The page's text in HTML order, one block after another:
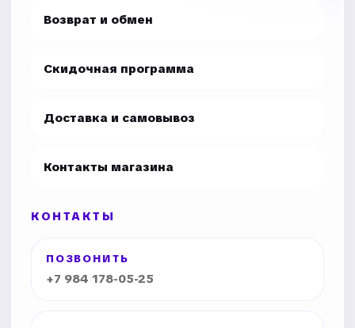
Возврат и обмен
Скидочная программа
Доставка и самовывоз
Контакты магазина
КОНТАКТЫ
ПОЗВОНИТЬ
+7 984 178-05-25